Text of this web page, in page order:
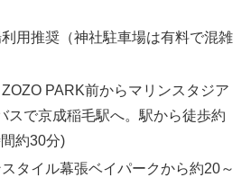
用推奨（神社駐車場は有料で混雑
PARK前からマリンスタジア
スで京成稲毛駅へ。駅から徒歩約
約30分)
タイル幕張ベイパークから約20～